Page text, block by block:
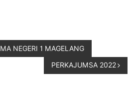
NEGERI 1 MAGELANG
PERKAJUMSA 2022